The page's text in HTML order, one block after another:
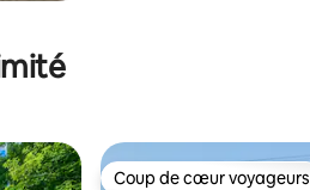
Coup de cœur voyageurs